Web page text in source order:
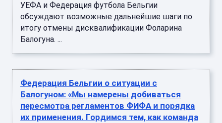
УЕФА и Федерация футбола Бельгии
обсуждают возможные дальнейшие шаги по
итогу отмены дисквалификации Фоларина
Балогуна. ...
Федерация Бельгии о ситуации с
Балогуном: «Мы намерены добиваться
пересмотра регламентов ФИФА и порядка
их применения. Гордимся тем, как команда